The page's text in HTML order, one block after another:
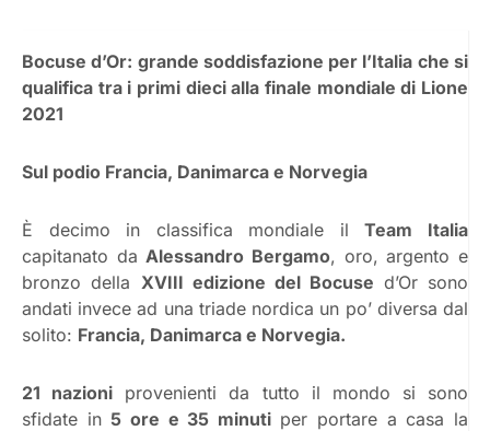
Bocuse d’Or: grande soddisfazione per l’Italia che si
qualifica tra i primi dieci alla finale mondiale di Lione
2021
Sul podio Francia, Danimarca e Norvegia
È decimo in classifica mondiale ilTeam Italia
capitanato da Alessandro Bergamo, oro, argento e
bronzo della XVIII edizione del Bocuse d’Or sono
andati invece ad una triade nordica un po’ diversa dal
solito: Francia, Danimarca e Norvegia.
21 nazioni provenienti da tutto il mondo si sono
sfidate in 5 ore e 35 minutiper portare a casa la